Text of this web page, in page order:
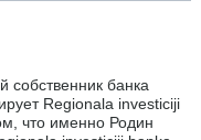
собственник банка
Regionala investiciji
что именно Родин